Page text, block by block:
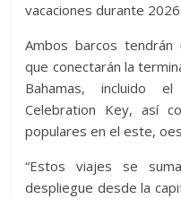
vacaciones durante
Ambos barcos
que conectarán la
Bahamas, incluido
Celebration Key, así
populares en el este,
“Estos viajes se
despliegue desde la